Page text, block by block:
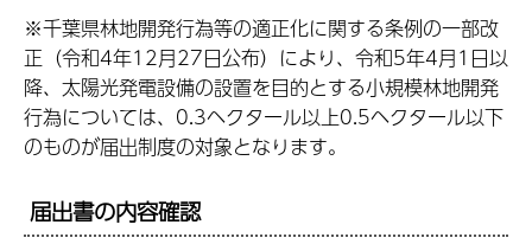
※千葉県林地開発行為等の適正化に関する条例の一部改
正（令和4年12月27日公布）により、令和5年4月1日以
降、太陽光発電設備の設置を目的とする小規模林地開発
行為については、0.3ヘクタール以上0.5ヘクタール以下
のものが届出制度の対象となります。
届出書の内容確認